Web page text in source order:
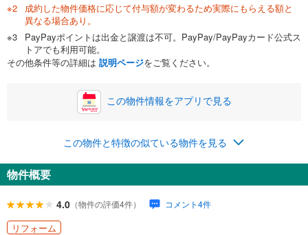
0万円 2,480万円
自己資金から住宅購入にかけられる金額を入力してくださ
い。一般的には物件価格の2割までが目安です。
閉じる
ボーナス
万円
0円
ナス時の増額分（1回分）を入力してください。
ボーナス払いの限度額は金融機関によって異なります。
閉じる
月々の返済額
ローン返済額 64,377円（頭金比率 0%）
＋管理費
成約した物件価格に応じて付与額が変わるため実際にもらえる額と
異なる場合あり。
PayPayポイントは出金と譲渡は不可。PayPay/PayPayカード公式ス
トアでも利用可能。
その他条件等の詳細は 説明ページをご覧ください。
この物件情報をアプリで見る
この物件と特徴の似ている物件を見る
物件概要
4.0 （物件の評価4件） コメント4件
リフォーム